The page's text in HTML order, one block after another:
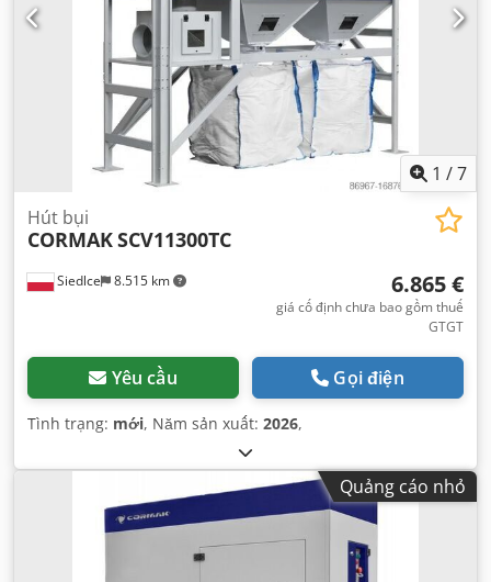
1 /7
Siedlce 8.515 km
Hút bụi
CORMAKSCV11300TC
6.865 €
giá cố định chưa bao gồm thuế
GTGT
Yêu cầu Gọi điện
Tình trạng: mới, Năm sản xuất: 2026,
Quảng cáo nhỏ